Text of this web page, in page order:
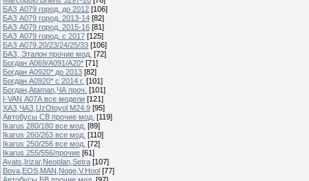
БАЗ А079 город. до 2012 [106]
БАЗ А079 город. 2013-14 [82]
БАЗ А079 город. 2015-16 [81]
БАЗ А079 город. с 2017 [125]
БАЗ А079.20/23/24/25/33 [106]
БАЗ, Эталон прочие мод. [72]
Богдан А069/А091/А20* [71]
Богдан А0920* до 2013 [82]
Богдан А0920* с 2014 г. [101]
Богдан,Ataman,ЧА проч. [101]
I-VAN А07А все модели [121]
ХАЗ,ЧАЗ,UzOtoyol M24.9 [95]
Автобусы СВ прочие мод. [119]
Ikarus 280/180 все мод. [89]
Ikarus 260/263 все мод. [110]
Ikarus 250/256 все мод. [72]
Ikarus 255/556/прочие [61]
Ayats,Irizar,Neoplan,Setra [107]
Bova,EOS,MAN,Noge,V.Hool [77]